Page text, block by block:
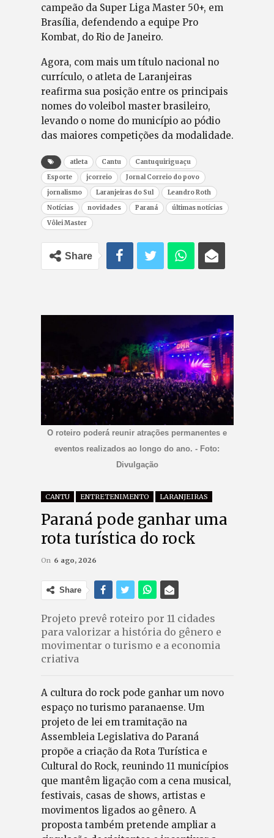
campeão da Super Liga Master 50+, em
Brasília, defendendo a equipe Pro
Kombat, do Rio de Janeiro.
Agora, com mais um título nacional no
currículo, o atleta de Laranjeiras
reafirma sua posição entre os principais
nomes do voleibol master brasileiro,
levando o nome do município ao pódio
das maiores competições da modalidade.
atleta Cantu
Cantuquiriguaçu
Esporte
jcorreio
Jornal Correio do povo
jornalismo
Laranjeiras do Sul
Leandro Roth
Notícias
novidades Paraná
últimas notícias
Vôlei Master
Share
O roteiro poderá reunir atrações permanentes e
eventos realizados ao longo do ano. - Foto:
Divulgação
CANTU ENTRETENIMENTO LARANJEIRAS
Paraná pode ganhar uma
rota turística do rock
On 6 ago, 2026
Share
Projeto prevê roteiro por 11 cidades
para valorizar a história do gênero e
movimentar o turismo e a economia
criativa
A cultura do rock pode ganhar um novo
espaço no turismo paranaense. Um
projeto de lei em tramitação na
Assembleia Legislativa do Paraná
propõe a criação da Rota Turística e
Cultural do Rock, reunindo 11 municípios
que mantêm ligação com a cena musical,
festivais, casas de shows, artistas e
movimentos ligados ao gênero. A
proposta também pretende ampliar a